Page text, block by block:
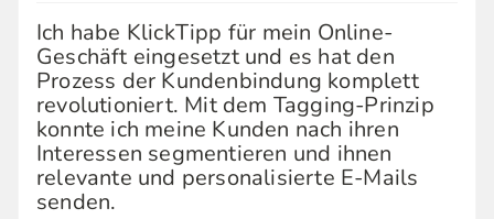
Ich habe KlickTipp für mein Online-
Geschäft eingesetzt und es hat den
Prozess der Kundenbindung komplett
revolutioniert. Mit dem Tagging-Prinzip
konnte ich meine Kunden nach ihren
Interessen segmentieren und ihnen
relevante und personalisierte E-Mails
senden.